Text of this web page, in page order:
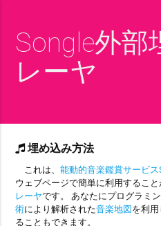
Songle外
レーヤ
埋め込み方法
これは、能動的音楽鑑賞サービス
ウェブページで簡単に利用するこ
レーヤです。 あなたにプログラミ
術により解析された音楽地図を利
ることもできます。